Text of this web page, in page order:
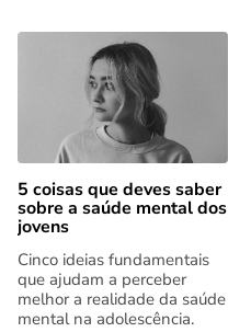
5 coisas que deves saber
sobre a saúde mental dos
jovens
Cinco ideias fundamentais
que ajudam a perceber
melhor a realidade da saúde
mental na adolescência.